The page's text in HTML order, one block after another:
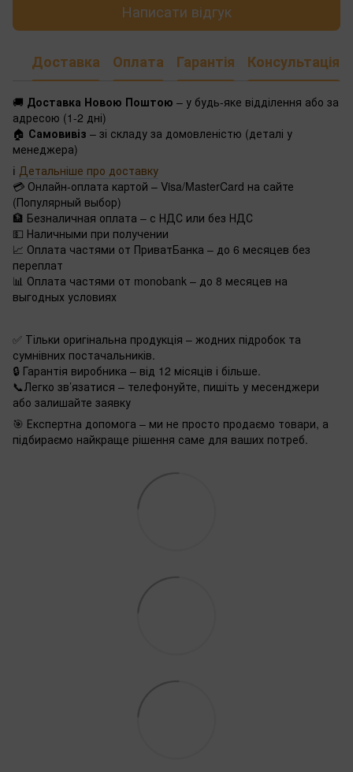
Написати відгук
Доставка Оплата Гарантія Консультація
🚚 Доставка Новою Поштою – у будь-яке відділення або за
адресою (1-2 дні)
🏠 Самовивіз – зі складу за домовленістю (деталі у
менеджера)
ℹ️ Детальніше про доставку
💳 Онлайн-оплата картой – Visa/MasterCard на сайте
(Популярный выбор)
🏦 Безналичная оплата – с НДС или без НДС
💵 Наличными при получении
📈 Оплата частями от ПриватБанка – до 6 месяцев без
переплат
📊 Оплата частями от monobank – до 8 месяцев на
выгодных условиях
✅ Тільки оригінальна продукція – жодних підробок та
сумнівних постачальників.
🔒 Гарантія виробника – від 12 місяців і більше.
📞Легко зв’язатися – телефонуйте, пишіть у месенджери
або залишайте заявку
🎯 Експертна допомога – ми не просто продаємо товари, а
підбираємо найкраще рішення саме для ваших потреб.